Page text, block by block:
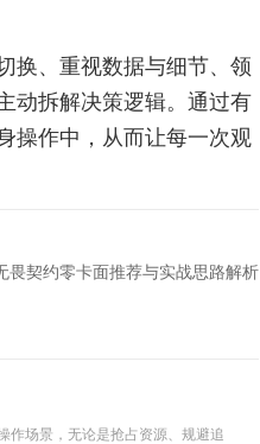
换、重视数据与细节、领
动拆解决策逻辑。通过有
操作中，从而让每一次观
畏契约零卡面推荐与实战思路解析
作场景，无论是抢占资源、规避追